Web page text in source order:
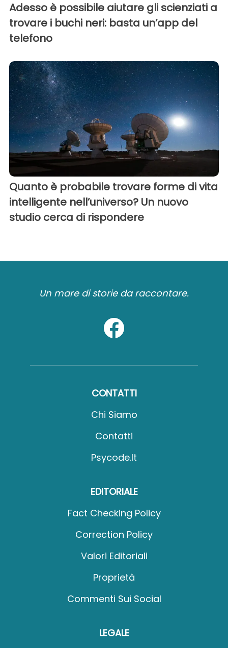
Adesso è possibile aiutare gli scienziati a
trovare i buchi neri: basta un’app del
telefono
Quanto è probabile trovare forme di vita
intelligente nell’universo? Un nuovo
studio cerca di rispondere
Un mare di storie da raccontare.
CONTATTI
Chi Siamo
Contatti
Psycode.it
EDITORIALE
Fact Checking Policy
Correction Policy
Valori Editoriali
Proprietà
Commenti Sui Social
LEGALE